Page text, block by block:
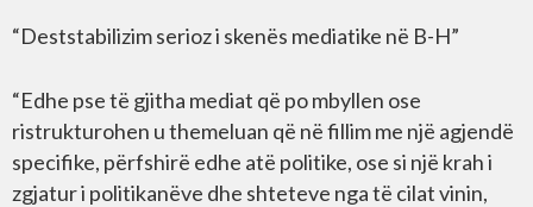
“Deststabilizim serioz i skenës mediatike në B-H”
“Edhe pse të gjitha mediat që po mbyllen ose
ristrukturohen u themeluan që në fillim me një agjendë
specifike, përfshirë edhe atë politike, ose si një krah i
zgjatur i politikanëve dhe shteteve nga të cilat vinin,